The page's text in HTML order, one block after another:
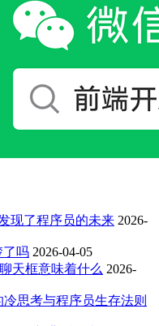
现了程序员的未来 2026-
了吗 2026-04-05
天框意味着什么 2026-
思考与程序员生存法则